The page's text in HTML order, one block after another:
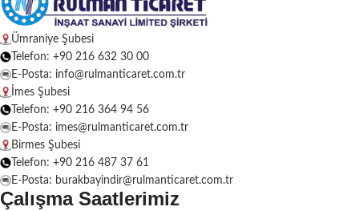
Ümraniye Şubesi
Telefon: +90 216 632 30 00
E-Posta: info@rulmanticaret.com.tr
İmes Şubesi
Telefon: +90 216 364 94 56
E-Posta: imes@rulmanticaret.com.tr
Birmes Şubesi
Telefon: +90 216 487 37 61
E-Posta: burakbayindir@rulmanticaret.com.tr
Çalışma Saatlerimiz